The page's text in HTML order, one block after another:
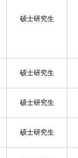
硕士研究生
硕士研究生
硕士研究生
硕士研究生